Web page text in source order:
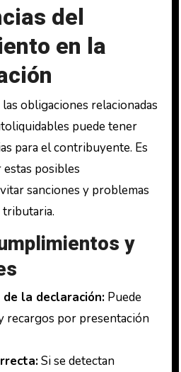
del
en la
obligaciones relacionadas
puede tener
para el contribuyente. Es
posibles
sanciones y problemas
y
la declaración:Puede
recargos por presentación
Si se detectan